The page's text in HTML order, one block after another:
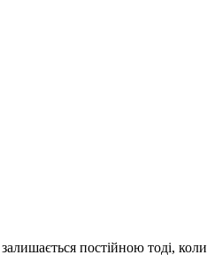
постійною тоді, коли